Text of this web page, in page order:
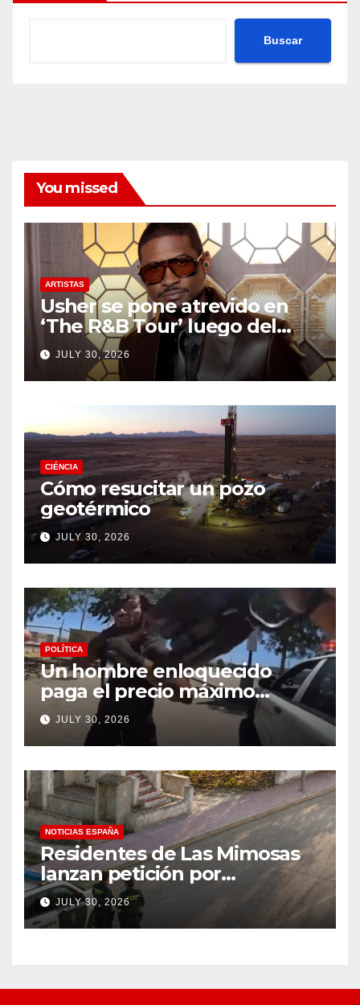
Buscar
You missed
ARTISTAS
Usher se pone atrevido en
‘The R&B Tour’ luego del
drama de un fan
JULY 30, 2026
CIÉNCIA
Cómo resucitar un pozo
geotérmico
JULY 30, 2026
POLÍTICA
Un hombre enloquecido
paga el precio máximo
después de llevar un cuchillo
a un tiroteo con agentes del
condado de Los Ángeles
(VIDEO) * The Gateway
Pundit * por Cullen
Linebarger
JULY 30, 2026
NOTICIAS ESPAÑA
Residentes de Las Mimosas
lanzan petición por
disminución ‘inaceptable’ de
servicios básicos – The
Leader
JULY 30, 2026